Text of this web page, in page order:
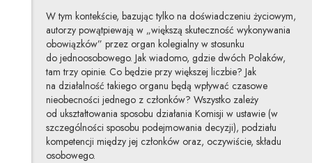
W tym kontekście, bazując tylko na doświadczeniu życiowym,
autorzy powątpiewają w „większą skuteczność wykonywania
obowiązków” przez organ kolegialny w stosunku
do jednoosobowego. Jak wiadomo, gdzie dwóch Polaków,
tam trzy opinie. Co będzie przy większej liczbie? Jak
na działalność takiego organu będą wpływać czasowe
nieobecności jednego z członków? Wszystko zależy
od ukształtowania sposobu działania Komisji w ustawie (w
szczególności sposobu podejmowania decyzji), podziału
kompetencji między jej członków oraz, oczywiście, składu
osobowego.